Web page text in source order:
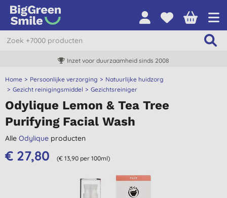
Inzet voor duurzaamheid sinds 2008
Home Persoonlijke verzorging
Natuurlijke huidzorg
Gezicht reinigingsmiddel
Gezichtsreiniger
Odylique Lemon & Tea Tree
Purifying Facial Wash
Alle Odylique producten
€ 27,80 (€ 13,90 per 100ml)